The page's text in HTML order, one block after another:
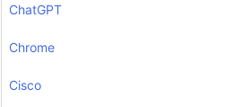
ChatGPT
Chrome
Cisco